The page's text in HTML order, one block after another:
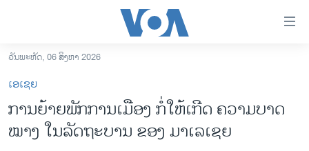
ເຂົ້າ
ຫາ
ຂ້າມ
ຂ້າມອາເມຣິກາ
ວັນພະຫັດ, 06 ສິງຫາ 2026
ເອເຊຍ
ການຍ້າຍພັກການເມືອງ ກໍ່ໃຫ້ເກີດ ຄວາມບາດ
ໝາງ ໃນລັດຖະບານ ຂອງ ມາເລເຊຍ